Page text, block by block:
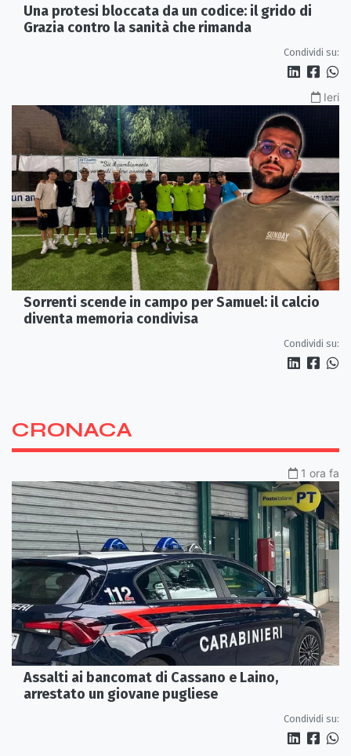
Una protesi bloccata da un codice: il grido di
Grazia contro la sanità che rimanda
Condividi su:
Ieri
Sorrenti scende in campo per Samuel: il calcio
diventa memoria condivisa
Condividi su:
CRONACA
1 ora fa
Assalti ai bancomat di Cassano e Laino,
arrestato un giovane pugliese
Condividi su: